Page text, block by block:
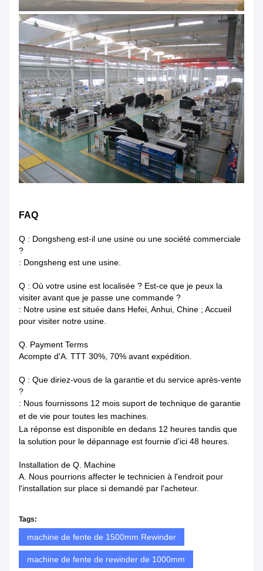
FAQ
Q : Dongsheng est-il une usine ou une société commerciale
?
: Dongsheng est une usine.
Q : Où votre usine est localisée ? Est-ce que je peux la
visiter avant que je passe une commande ?
: Notre usine est située dans Hefei, Anhui, Chine ; Accueil
pour visiter notre usine.
Q. Payment Terms
Acompte d'A. TTT 30%, 70% avant expédition.
Q : Que diriez-vous de la garantie et du service après-vente
?
: Nous fournissons 12 mois suport de technique de garantie
et de vie pour toutes les machines.
La réponse est disponible en dedans 12 heures tandis que
la solution pour le dépannage est fournie d'ici 48 heures.
Installation de Q. Machine
A. Nous pourrions affecter le technicien à l'endroit pour
l'installation sur place si demandé par l'acheteur.
Tags:
machine de fente de 1500mm Rewinder
machine de fente de rewinder de 1000mm